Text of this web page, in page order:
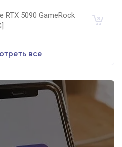
RTX 5090 GameRock
все